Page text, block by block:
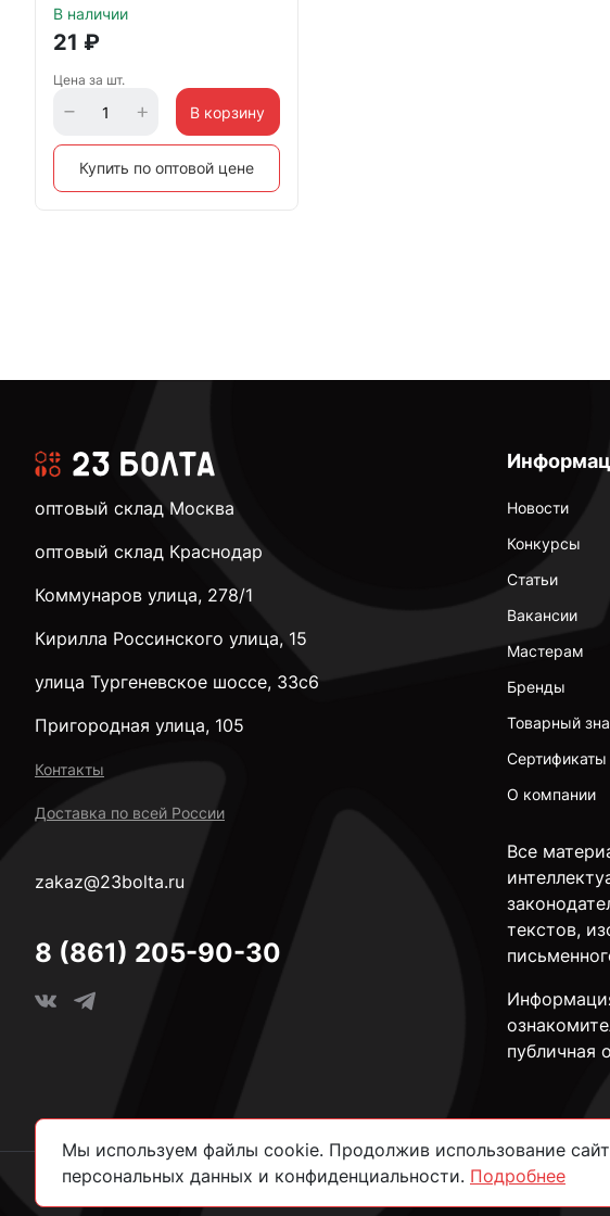
В наличии
21 ₽
Цена за шт.
В корзину
Купить по оптовой цене
Новости
Конкурсы
Статьи
Вакансии
Мастерам
Бренды
Товарный
Сертификаты
О компании
Все
текстов,
публичная
оптовый склад Москва
оптовый склад Краснодар
Коммунаров улица, 278/1
Кирилла Россинского улица, 15
улица Тургеневское шоссе, 33с6
Пригородная улица, 105
Контакты
Доставка по всей России
zakaz@23bolta.ru
8 (861) 205-90-30
Мы используем файлы cookie. Продолжив использование
персональных данных и конфиденциальности. Подробнее